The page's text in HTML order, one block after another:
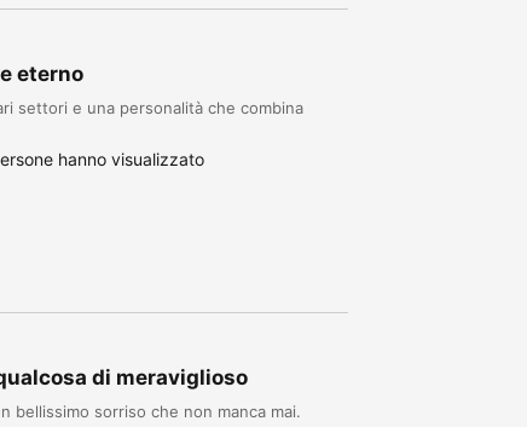
eterno
settori e una personalità che combina
hanno visualizzato
di meraviglioso
bellissimo sorriso che non manca mai.